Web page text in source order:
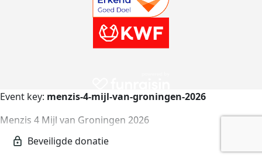
Event key: menzis-4-mijl-van-groningen-2026
Menzis 4 Mijl van Groningen 2026
menzis-4-mijl-van-groningen-2026